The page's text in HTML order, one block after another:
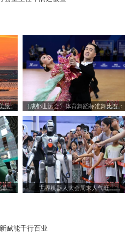
景
（成都世运会）体育舞蹈标准舞比赛：
23对选手赛场尽展舞姿
幕 世界机器人大会周末人气旺
赋能千行百业